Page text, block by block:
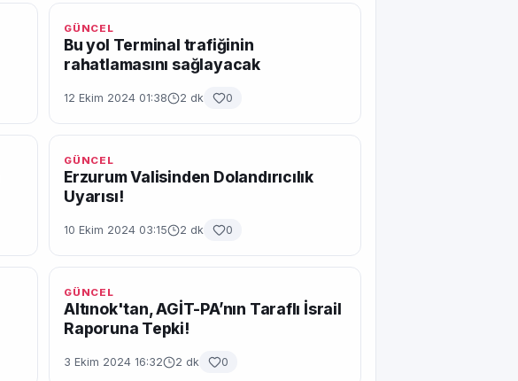
GÜNCEL
Bu yol Terminal trafiğinin
rahatlamasını sağlayacak
12 Ekim 2024 01:38 2 dk 0
GÜNCEL
Erzurum Valisinden Dolandırıcılık
Uyarısı!
10 Ekim 2024 03:15 2 dk 0
GÜNCEL
Altınok'tan, AGİT-PA’nın Taraflı İsrail
Raporuna Tepki!
3 Ekim 2024 16:32 2 dk 0